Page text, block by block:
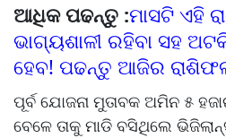
ଆଧିକ ପଢନ୍ତୁ :ମାସଟି ଏହି
ଭାଗ୍ୟଶାଳୀ ରହିବା ସହ
ହେବ! ପଢନ୍ତୁ ଆଜିର
ପୂର୍ବ ଯୋଜନା ମୁତାବକ ଅମିନ ୫
ବେଳେ ତାକୁ ମାଡି ବସିଥିଲେ